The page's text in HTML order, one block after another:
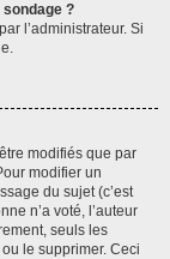
sondage ?
l’administrateur. Si
modifiés que par
modifier un
du sujet (c’est
n’a voté, l’auteur
seuls les
le supprimer. Ceci